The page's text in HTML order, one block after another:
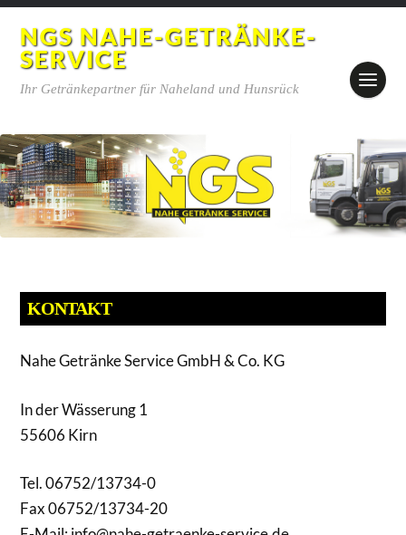
NGS NAHE-GETRÄNKE-
SERVICE
Ihr Getränkepartner für Naheland und Hunsrück
KONTAKT
Nahe Getränke Service GmbH & Co. KG
In der Wässerung 1
55606 Kirn
Tel. 06752/13734-0
Fax 06752/13734-20